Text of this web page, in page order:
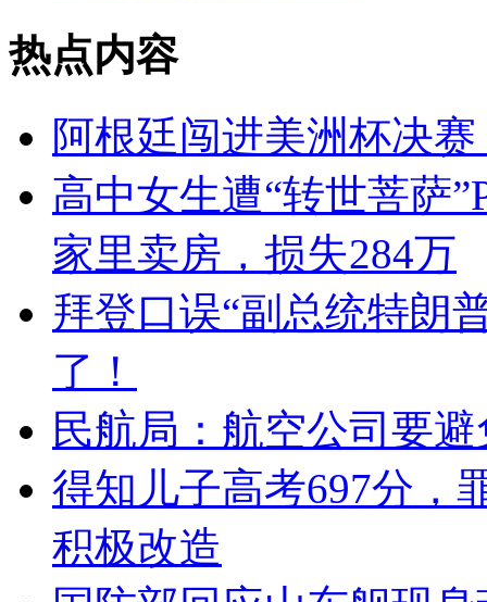
热点内容
阿根廷闯进美洲杯决
高中女生遭“转世菩萨
家里卖房，损失284万
拜登口误“副总统特朗
了！
民航局：航空公司要
得知儿子高考697分，
积极改造